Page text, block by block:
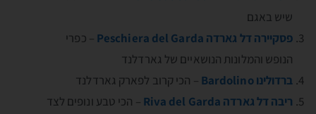
שיש באגם
פסקיירה דל גארדה Peschiera del Garda – כפרי
הנופש והמלונות הנושאיים של גארדלנד
ברדולינו Bardolino
– הכי קרוב לפארק גארדלנד
ריבה דל גארדה Riva del Garda
– הכי טבע ונופים לצד